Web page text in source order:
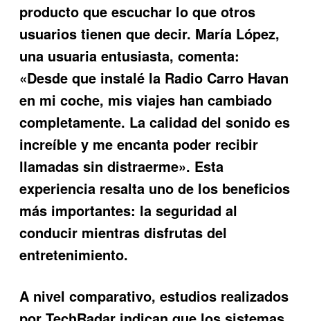
producto que escuchar lo que otros
usuarios tienen que decir. María López,
una usuaria entusiasta, comenta:
«Desde que instalé la Radio Carro Havan
en mi coche, mis viajes han cambiado
completamente. La calidad del sonido es
increíble y me encanta poder recibir
llamadas sin distraerme». Esta
experiencia resalta uno de los beneficios
más importantes: la seguridad al
conducir mientras disfrutas del
entretenimiento.
A nivel comparativo, estudios realizados